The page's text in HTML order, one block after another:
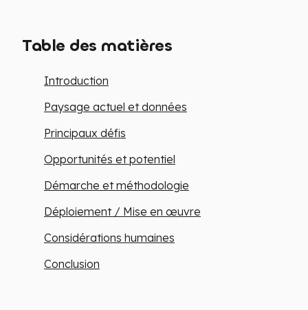
Table des matières
Introduction
Paysage actuel et données
Principaux défis
Opportunités et potentiel
Démarche et méthodologie
Déploiement / Mise en œuvre
Considérations humaines
Conclusion